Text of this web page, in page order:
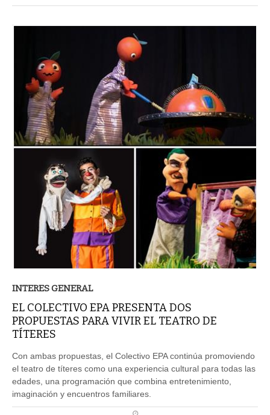
INTERES GENERAL
EL COLECTIVO EPA PRESENTA DOS
PROPUESTAS PARA VIVIR EL TEATRO DE
TÍTERES
Con ambas propuestas, el Colectivo EPA continúa promoviendo
el teatro de títeres como una experiencia cultural para todas las
edades, una programación que combina entretenimiento,
imaginación y encuentros familiares.